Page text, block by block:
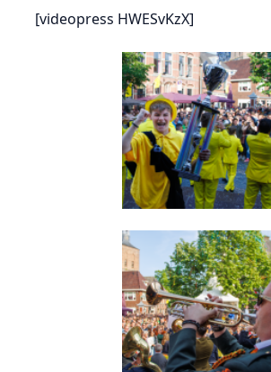
[videopress HWESvKzX]